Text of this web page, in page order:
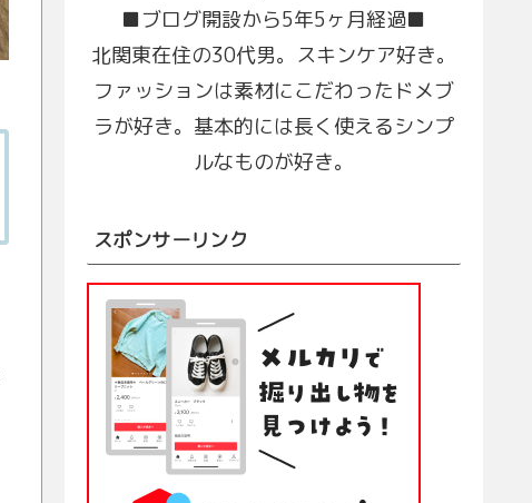
■ブログ開設から5年5ヶ月経過■
北関東在住の30代男。スキンケア好き。
ファッションは素材にこだわったドメブ
ラが好き。基本的には長く使えるシンプ
ルなものが好き。
スポンサーリンク